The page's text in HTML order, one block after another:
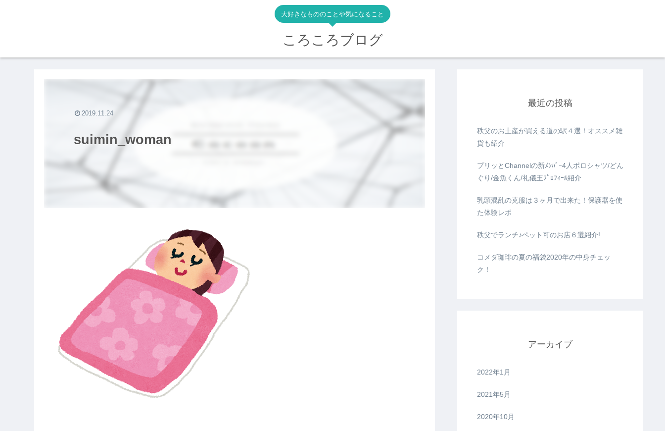
大好きなもののことや気になること
ころころブログ
suimin_woman
2019.11.24
最近の投稿
秩父のお土産が買える道の駅４選！オススメ雑
貨も紹介
プリッとChannelの新ﾒﾝﾊﾞｰ4人ポロシャツ/どん
ぐり/金魚くん/礼儀王ﾌﾟﾛﾌｨｰﾙ紹介
乳頭混乱の克服は３ヶ月で出来た！保護器を使
た体験レポ
秩父でランチ♪ペット可のお店６選紹介!
コメダ珈琲の夏の福袋2020年の中身チェッ
ク！
アーカイブ
2022年1月
2021年5月
2020年10月